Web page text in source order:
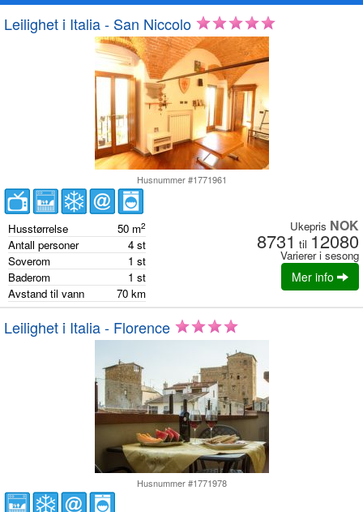
Leilighet i Italia - San Niccolo
Husnummer #1771961
Husstørrelse 50 m2
Antall personer 4 st
Soverom
1 st
Baderom
1 st
Avstand til vann
70 km
Ukepris NOK
8731 til 12080
Varierer i sesong
Mer info
Leilighet i Italia - Florence
Husnummer #1771978